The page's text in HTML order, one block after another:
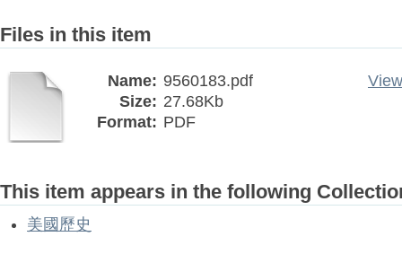
Files in this item
Name: 9560183.pdf
Size: 27.68Kb
Format: PDF
This item appears in the following
美國歷史